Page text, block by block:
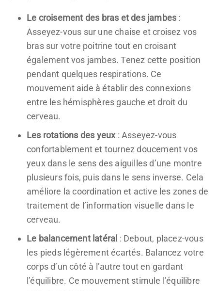
Le croisement des bras et des jambes :
Asseyez-vous sur une chaise et croisez vos
bras sur votre poitrine tout en croisant
également vos jambes. Tenez cette position
pendant quelques respirations. Ce
mouvement aide à établir des connexions
entre les hémisphères gauche et droit du
cerveau.
Les rotations des yeux: Asseyez-vous
confortablement et tournez doucement vos
yeux dans le sens des aiguilles d’une montre
plusieurs fois, puis dans le sens inverse. Cela
améliore la coordination et active les zones de
traitement de l’information visuelle dans le
cerveau.
Le balancement latéral : Debout, placez-vous
les pieds légèrement écartés. Balancez votre
corps d’un côté à l’autre tout en gardant
l’équilibre. Ce mouvement stimule l’équilibre